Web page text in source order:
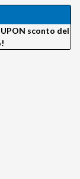
sconto del